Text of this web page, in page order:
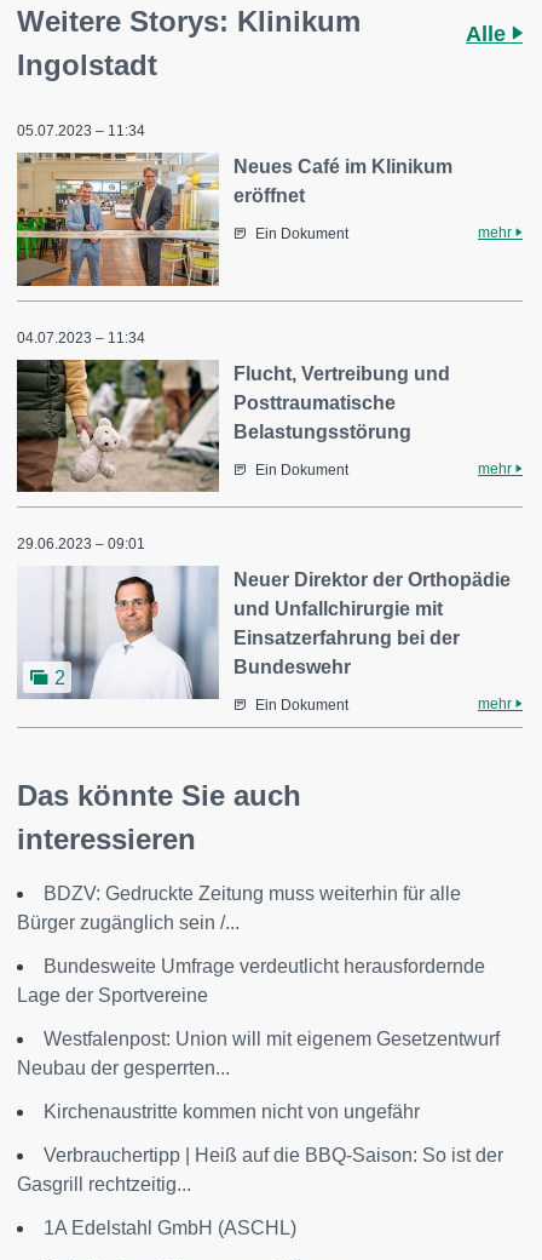
Weitere Storys: Klinikum
Ingolstadt
Alle
05.07.2023 – 11:34
Neues Café im Klinikum
eröffnet
Ein Dokument mehr
04.07.2023 – 11:34
Flucht, Vertreibung und
Posttraumatische
Belastungsstörung
Ein Dokument mehr
29.06.2023 – 09:01
2
Neuer Direktor der Orthopädie
und Unfallchirurgie mit
Einsatzerfahrung bei der
Bundeswehr
Ein Dokument mehr
Das könnte Sie auch
interessieren
BDZV: Gedruckte Zeitung muss weiterhin für alle
Bürger zugänglich sein /...
Bundesweite Umfrage verdeutlicht herausfordernde
Lage der Sportvereine
Westfalenpost: Union will mit eigenem Gesetzentwurf
Neubau der gesperrten...
Kirchenaustritte kommen nicht von ungefähr
Verbrauchertipp | Heiß auf die BBQ-Saison: So ist der
Gasgrill rechtzeitig...
1A Edelstahl GmbH (ASCHL)